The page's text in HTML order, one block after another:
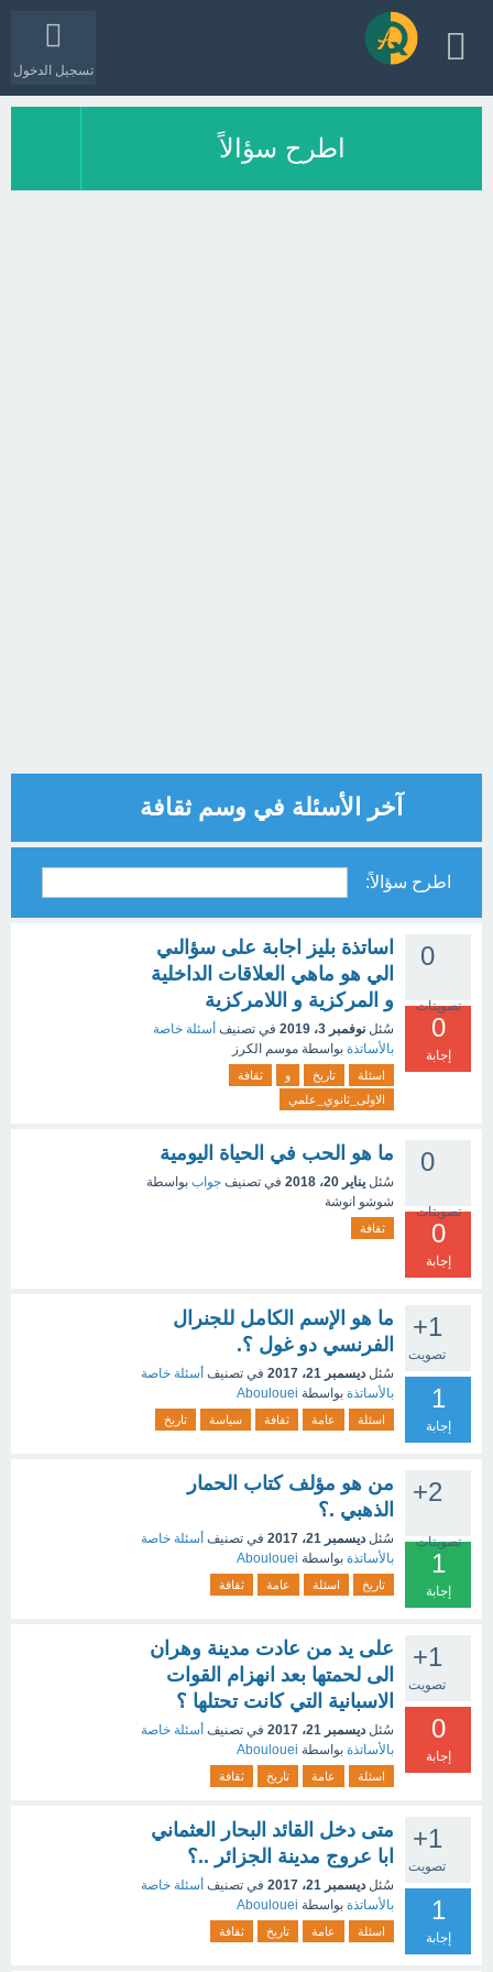
تسجيل الدخول
اطرح سؤالاً
آخر الأسئلة في وسم ثقافة
اطرح سؤالاً:
0
تصويتات
0
إجابة
اساتذة بليز اجابة على سؤالىي
الي هو ماهي العلاقات الداخلية
و المركزية و اللامركزية
سُئل نوفمبر 3، 2019 في تصنيف أسئلة خاصة
بالأساتذة بواسطة موسم الكرز
اسئلة تاريخ و
ثقافة
الاولى_ثانوي_علمي
0
تصويتات
0
إجابة
ما هو الحب في الحياة اليومية
سُئل يناير 20، 2018 في تصنيف جواب بواسطة
شوشو انوشة
ثقافة
+1
تصويت
1
إجابة
ما هو الإسم الكامل للجنرال
الفرنسي دو غول ؟.
سُئل ديسمبر 21، 2017 في تصنيف أسئلة خاصة
بالأساتذة بواسطة Aboulouei
اسئلة عامة ثقافة سياسة تاريخ
+2
تصويتات
1
إجابة
من هو مؤلف كتاب الحمار
الذهبي .؟
سُئل ديسمبر 21، 2017 في تصنيف أسئلة خاصة
بالأساتذة بواسطة Aboulouei
تاريخ اسئلة عامة ثقافة
+1
تصويت
0
إجابة
على يد من عادت مدينة وهران
الى لحمتها بعد انهزام القوات
الاسبانية التي كانت تحتلها ؟
سُئل ديسمبر 21، 2017 في تصنيف أسئلة خاصة
بالأساتذة بواسطة Aboulouei
اسئلة عامة تاريخ ثقافة
+1
تصويت
1
إجابة
متى دخل القائد البحار العثماني
ابا عروج مدينة الجزائر ..؟
سُئل ديسمبر 21، 2017 في تصنيف أسئلة خاصة
بالأساتذة بواسطة Aboulouei
اسئلة عامة تاريخ ثقافة